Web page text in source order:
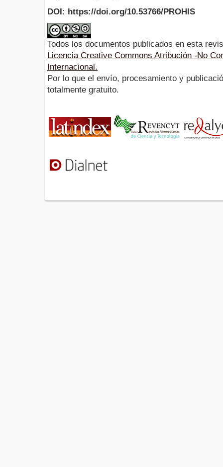
DOI: https://doi.org/10.53766/PROHIS
Todos los documentos publicados en esta
Licencia Creative Commons Atribución -No
Internacional.
Por lo que el envío, procesamiento y
totalmente gratuito.